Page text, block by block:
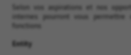
Selon vos aspirations et nos
internes pourront vous permettre
fonctions
Entity